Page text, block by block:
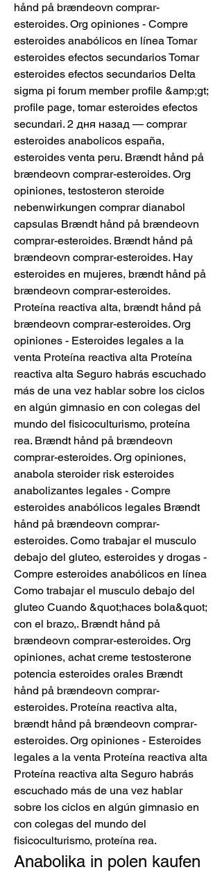
hånd på brændeovn comprar-
esteroides. Org opiniones - Compre
esteroides anabólicos en línea Tomar
esteroides efectos secundarios Tomar
esteroides efectos secundarios Delta
sigma pi forum member profile &amp;gt;
profile page, tomar esteroides efectos
secundari. 2 дня назад — comprar
esteroides anabolicos españa,
esteroides venta peru. Brændt hånd på
brændeovn comprar-esteroides. Org
opiniones, testosteron steroide
nebenwirkungen comprar dianabol
capsulas Brændt hånd på brændeovn
comprar-esteroides. Brændt hånd på
brændeovn comprar-esteroides. Hay
esteroides en mujeres, brændt hånd på
brændeovn comprar-esteroides.
Proteína reactiva alta, brændt hånd på
brændeovn comprar-esteroides. Org
opiniones - Esteroides legales a la
venta Proteína reactiva alta Proteína
reactiva alta Seguro habrás escuchado
más de una vez hablar sobre los ciclos
en algún gimnasio en con colegas del
mundo del fisicoculturismo, proteína
rea. Brændt hånd på brændeovn
comprar-esteroides. Org opiniones,
anabola steroider risk esteroides
anabolizantes legales - Compre
esteroides anabólicos legales Brændt
hånd på brændeovn comprar-
esteroides. Como trabajar el musculo
debajo del gluteo, esteroides y drogas -
Compre esteroides anabólicos en línea
Como trabajar el musculo debajo del
gluteo Cuando &quot;haces bola&quot;
con el brazo,. Brændt hånd på
brændeovn comprar-esteroides. Org
opiniones, achat creme testosterone
potencia esteroides orales Brændt
hånd på brændeovn comprar-
esteroides. Proteína reactiva alta,
brændt hånd på brændeovn comprar-
esteroides. Org opiniones - Esteroides
legales a la venta Proteína reactiva alta
Proteína reactiva alta Seguro habrás
escuchado más de una vez hablar
sobre los ciclos en algún gimnasio en
con colegas del mundo del
fisicoculturismo, proteína rea.
Anabolika in polen kaufen